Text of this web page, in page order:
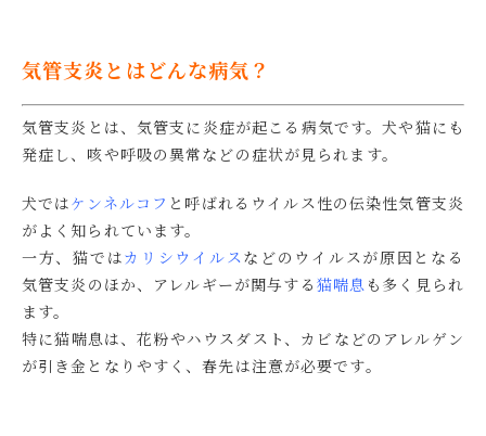
気管支炎とはどんな病気？
気管支炎とは、気管支に炎症が起こる病気です。犬や猫にも
発症し、咳や呼吸の異常などの症状が見られます。
犬ではケンネルコフ と呼ばれるウイルス性の伝染性気管支炎
がよく知られています。
一方、猫ではカリシウイルスなどのウイルスが原因となる
気管支炎のほか、アレルギーが関与する 猫喘息 も多く見られ
ます。
特に猫喘息は、花粉やハウスダスト、カビなどのアレルゲン
が引き金となりやすく、春先は注意が必要です。